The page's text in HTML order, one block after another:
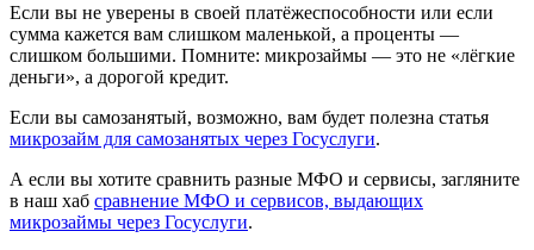
Если вы не уверены в своей платёжеспособности или если
сумма кажется вам слишком маленькой, а проценты —
слишком большими. Помните: микрозаймы — это не «лёгкие
деньги», а дорогой кредит.
Если вы самозанятый, возможно, вам будет полезна статья
микрозайм для самозанятых через Госуслуги.
А если вы хотите сравнить разные МФО и сервисы, загляните
в наш хаб сравнение МФО и сервисов, выдающих
микрозаймы через Госуслуги.